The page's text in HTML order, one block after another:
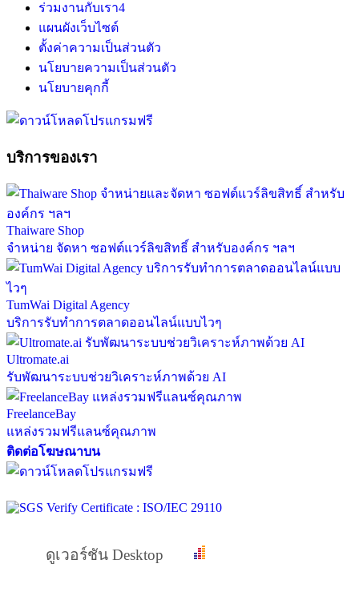
ร่วมงานกับเรา4
แผนผังเว็บไซต์
ตั้งค่าความเป็นส่วนตัว
นโยบายความเป็นส่วนตัว
นโยบายคุกกี้
บริการของเรา
Thaiware Shop
จำหน่าย จัดหา ซอฟต์แวร์ลิขสิทธิ์ สำหรับองค์กร ฯลฯ
TumWai Digital Agency
บริการรับทำการตลาดออนไลน์แบบไวๆ
Ultromate.ai
รับพัฒนาระบบช่วยวิเคราะห์ภาพด้วย AI
FreelanceBay
แหล่งรวมฟรีแลนซ์คุณภาพ
ติดต่อโฆษณาบน
ดูเวอร์ชัน Desktop